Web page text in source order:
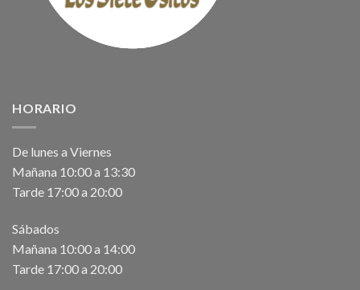
HORARIO
De lunes a Viernes
Mañana 10:00 a 13:30
Tarde 17:00 a 20:00
Sábados
Mañana 10:00 a 14:00
Tarde 17:00 a 20:00